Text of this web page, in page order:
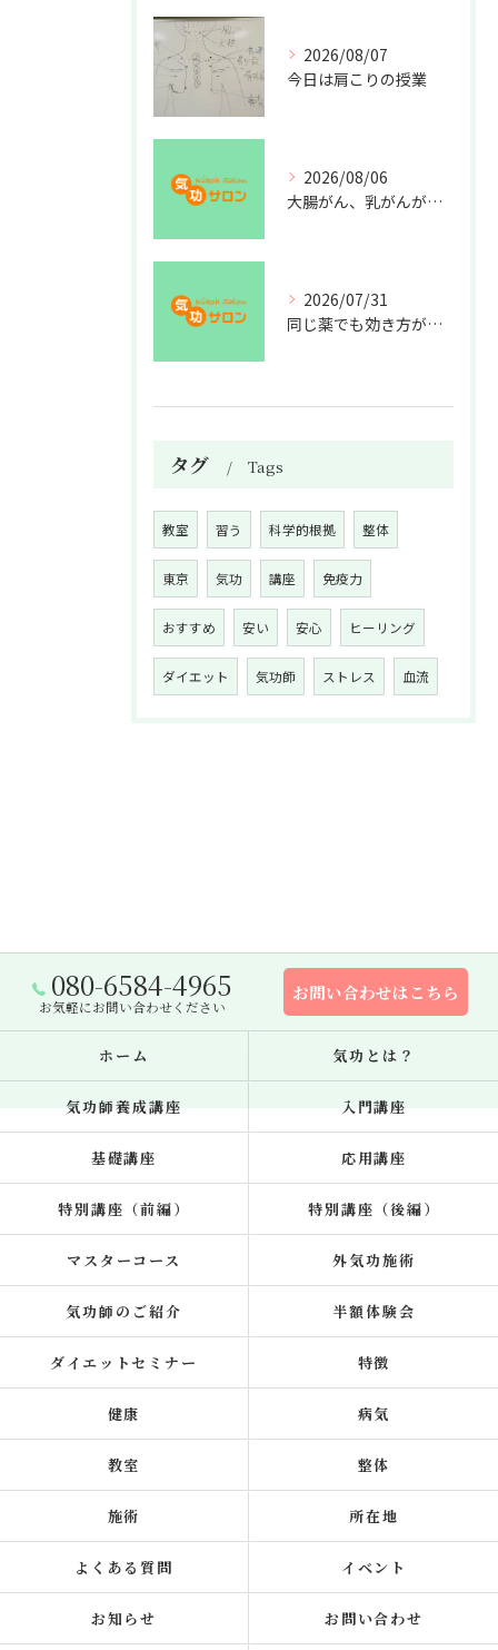
2026/08/07
今日は肩こりの授業
2026/08/06
大腸がん、乳がんが増えた理由
2026/07/31
同じ薬でも効き方が違う？
タグ Tags
教室 習う 科学的根拠 整体
東京 気功 講座 免疫力
おすすめ 安い 安心 ヒーリング
ダイエット 気功師 ストレス 血流
080-6584-4965
お気軽にお問い合わせください
お問い合わせはこちら
ホーム 気功とは？
気功師養成講座 入門講座
基礎講座 応用講座
特別講座（前編） 特別講座（後編）
マスターコース 外気功施術
気功師のご紹介 半額体験会
ダイエットセミナー 特徴
健康 病気
教室 整体
施術 所在地
よくある質問 イベント
お知らせ お問い合わせ